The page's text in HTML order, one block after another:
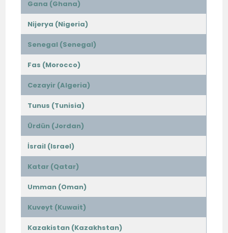
Gana (Ghana)
Nijerya (Nigeria)
Senegal (Senegal)
Fas (Morocco)
Cezayir (Algeria)
Tunus (Tunisia)
Ürdün (Jordan)
İsrail (Israel)
Katar (Qatar)
Umman (Oman)
Kuveyt (Kuwait)
Kazakistan (Kazakhstan)